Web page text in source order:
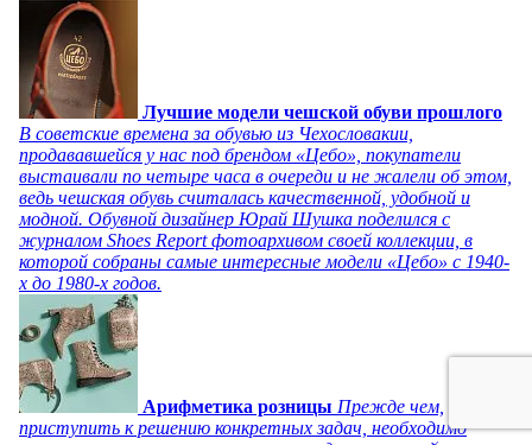
Лучшие модели чешской обуви прошлого
В советские времена за обувью из Чехословакии,
продававшейся у нас под брендом «Цебо», покупатели
выстаивали по четыре часа в очереди и не жалели об этом,
ведь чешская обувь считалась качественной, удобной и
модной. Обувной дизайнер Юрай Шушка поделился с
журналом Shoes Report фотоархивом своей коллекции, в
которой собраны самые интересные модели «Цебо» с 1940-
х до 1980-х годов.
Арифметика розницы Прежде чем,
приступить к решению конкретных задач, необходимо